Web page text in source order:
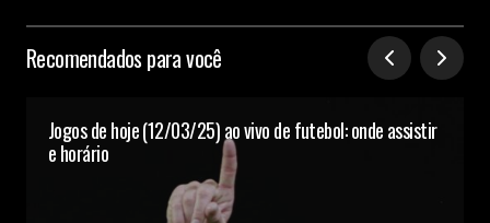
Recomendados para você
Jogos de hoje (12/03/25) ao vivo de futebol: onde assistir
e horário